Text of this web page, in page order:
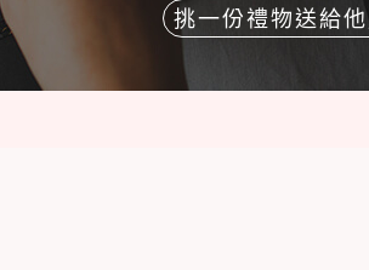
挑一份禮物送給